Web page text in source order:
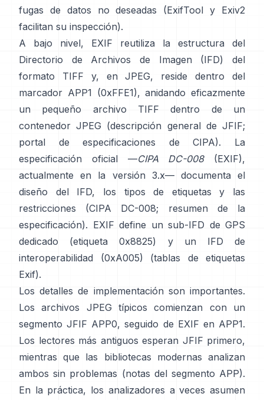
fugas de datos no deseadas (ExifTool y Exiv2
facilitan su inspección).
A bajo nivel, EXIF reutiliza la estructura del
Directorio de Archivos de Imagen (IFD) del
formato TIFF y, en JPEG, reside dentro del
marcador APP1 (0xFFE1), anidando eficazmente
un pequeño archivo TIFF dentro de un
contenedor JPEG (descripción general de JFIF;
portal de especificaciones de CIPA). La
especificación oficial —CIPA DC-008(EXIF),
actualmente en la versión 3.x— documenta el
diseño del IFD, los tipos de etiquetas y las
restricciones (CIPA DC-008; resumen de la
especificación). EXIF define un sub-IFD de GPS
dedicado (etiqueta 0x8825) y un IFD de
interoperabilidad (0xA005) (tablas de etiquetas
Exif).
Los detalles de implementación son importantes.
Los archivos JPEG típicos comienzan con un
segmento JFIF APP0, seguido de EXIF en APP1.
Los lectores más antiguos esperan JFIF primero,
mientras que las bibliotecas modernas analizan
ambos sin problemas (notas del segmento APP).
En la práctica, los analizadores a veces asumen